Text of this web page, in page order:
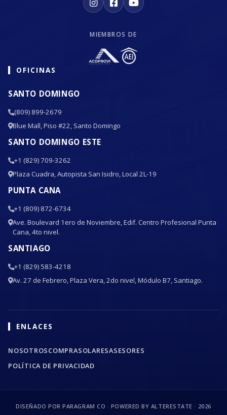
MIEMBROS DE
OFICINAS
SANTO DOMINGO
(809) 899-2679
Blue Mall, Piso #22, Santo Domingo
SANTO DOMINGO ESTE
+1 (829) 709-3262
Plaza Cuadra, Autopista San Isidro, Local 2L-19
PUNTA CANA
+1 (809) 872-6734
Ave. Boulevard 1ero de Noviembre, Edif. Centro Profesional Punta
Cana, 4to nivel.
SANTIAGO
+1 (829) 583-4218
Av. 27 de Febrero, Plaza Vera, 2do nivel, Módulo B7, Santiago.
ENLACES
NOSOTROSCOMPRASOLARESASESORES
POLÍTICA DE PRIVACIDAD
DISEÑADO POR PARAGRAM CO · POWERED BY ALTERESTATE · 2026